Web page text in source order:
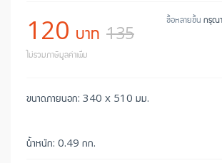
120 บาท 135
ไม่รวมภาษีมูลค่าเพิ่ม
ซื้อหลายชิ้น กรุณ
ขนาดภายนอก: 340 x 510 มม.
น้ำหนัก: 0.49 กก.